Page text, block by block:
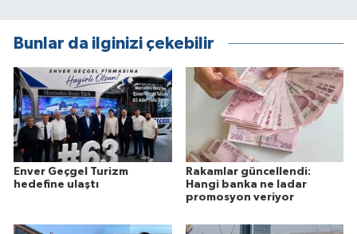
Bunlar da ilginizi çekebilir
Enver Geçgel Turizm
hedefine ulaştı
Rakamlar güncellendi:
Hangi banka ne ladar
promosyon veriyor